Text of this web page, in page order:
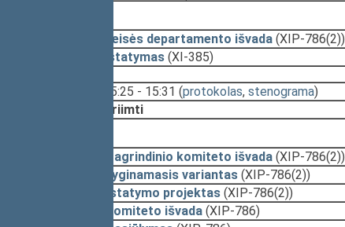
Teisės departamento išvada (XIP-786(2))
Įstatymas (XI-385)
15:25 - 15:31 (protokolas, stenograma)
Priimti
Pagrindinio komiteto išvada (XIP-786(2))
Lyginamasis variantas (XIP-786(2))
Įstatymo projektas (XIP-786(2))
Komiteto išvada (XIP-786)